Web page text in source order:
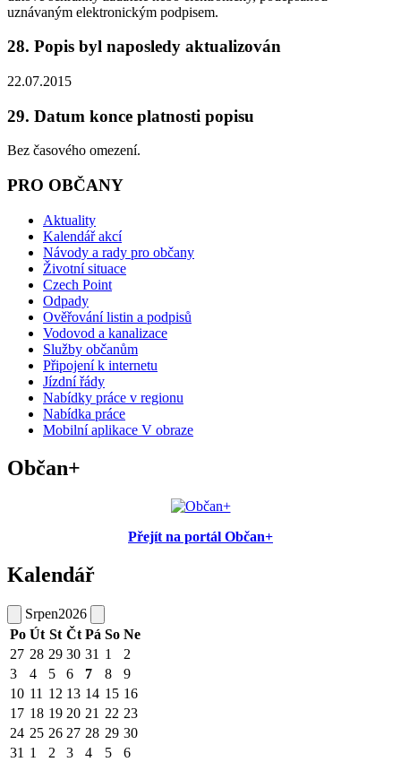
uznávaným elektronickým podpisem.
28. Popis byl naposledy aktualizován
22.07.2015
29. Datum konce platnosti popisu
Bez časového omezení.
PRO OBČANY
Aktuality
Kalendář akcí
Návody a rady pro občany
Životní situace
Czech Point
Odpady
Ověřování listin a podpisů
Vodovod a kanalizace
Služby občanům
Připojení k internetu
Jízdní řády
Nabídky práce v regionu
Nabídka práce
Mobilní aplikace V obraze
Občan+
Přejít na portál Občan+
Kalendář
Srpen2026
Po Út St Čt Pá So Ne
27 28 29 30 31 1
2
3
4 5 6 7 8
9
10 11 12 13 14 15 16
17 18 19 20 21 22 23
24 25 26 27 28 29 30
31 1 2 3 4 5 6